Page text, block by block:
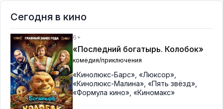
Сегодня в кино
6+
«Последний богатырь. Колобок»
комедия/приключения
«Кинолюкс-Барс» «Люксор»
«Кинолюкс-Малина» «Пять звёзд»
«Формула кино» «Киномакс»